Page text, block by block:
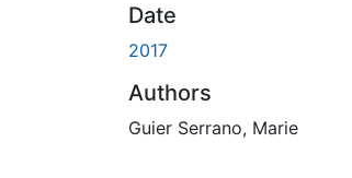
Date
2017
Authors
Guier Serrano, Marie